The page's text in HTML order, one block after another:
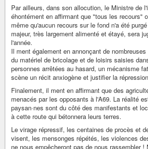
Par ailleurs, dans son allocution, le Ministre de
éhontément en affirmant que "tous les recours"
même qu'aucun recours sur le fond n'a été
majeur, très largement alimenté et étayé, sera
l'année.
Il ment également en annonçant de
du matériel de bricolage et de loisirs saisies
personnes arrêtées au hasard, un mécanisme
scène un récit anxiogène et justifier la
Finalement, il ment en affirmant que des
menacés par les opposants à l'A69. La réalité
paysan·nes sont du côté des manifestants et
à cette route qui bétonnera leurs terres.
Le virage répressif, les centaines de procès et
visent, les mensonges répétés, les violences
ne nous empêcheront pas de nous rassembler !